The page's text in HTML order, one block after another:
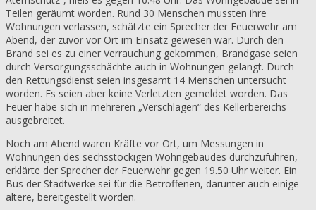
Teilen geräumt worden. Rund 30 Menschen mussten ihre
Wohnungen verlassen, schätzte ein Sprecher der Feuerwehr am
Abend, der zuvor vor Ort im Einsatz gewesen war. Durch den
Brand sei es zu einer Verrauchung gekommen, Brandgase seien
durch Versorgungsschächte auch in Wohnungen gelangt. Durch
den Rettungsdienst seien insgesamt 14 Menschen untersucht
worden. Es seien aber keine Verletzten gemeldet worden. Das
Feuer habe sich in mehreren „Verschlägen“ des Kellerbereichs
ausgebreitet.
Noch am Abend waren Kräfte vor Ort, um Messungen in
Wohnungen des sechsstöckigen Wohngebäudes durchzuführen,
erklärte der Sprecher der Feuerwehr gegen 19.50 Uhr weiter. Ein
Bus der Stadtwerke sei für die Betroffenen, darunter auch einige
ältere, bereitgestellt worden.